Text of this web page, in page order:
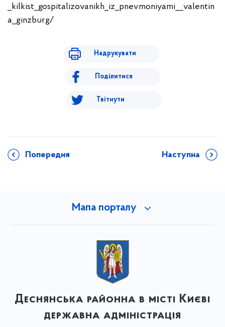
_kilkist_gospitalizovanikh_iz_pnevmoniyami__valentin
a_ginzburg/
Надрукувати
Поділитися
Твітнути
Попередня Наступна
Мапа порталу
Деснянська районна в місті Києві
державна адміністрація